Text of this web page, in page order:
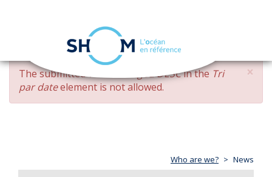
Skip
main
content
navigation
×
ERROR
MESSAGE
The submitted value changed DESCin the Tri
par dateelement is not allowed.
Who are we? News